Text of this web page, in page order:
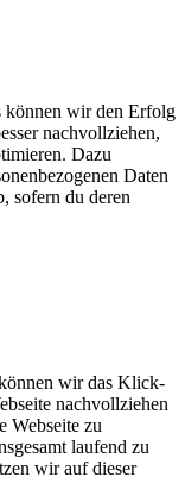
können wir den Erfolg
nachvollziehen,
Dazu
Daten
sofern du deren
wir das Klick-
nachvollziehen
Webseite zu
laufend zu
wir auf dieser